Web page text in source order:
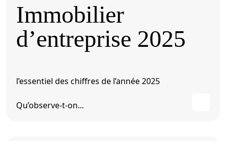
Immobilier
d’entreprise 2025
l’essentiel des chiffres de l’année 2025
Qu’observe-t-on...